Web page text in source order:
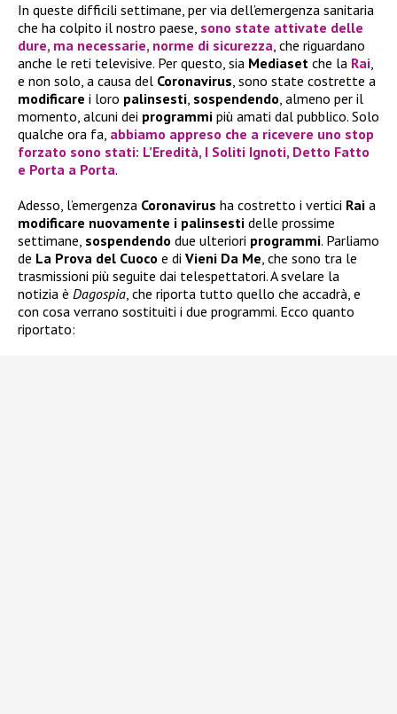
In queste difficili settimane, per via dell’emergenza sanitaria
che ha colpito il nostro paese, sono state attivate delle
dure, ma necessarie, norme di sicurezza, che riguardano
anche le reti televisive. Per questo, sia Mediaset che la Rai,
e non solo, a causa del Coronavirus, sono state costrette a
modificare i loro palinsesti, sospendendo, almeno per il
momento, alcuni dei programmi più amati dal pubblico. Solo
qualche ora fa, abbiamo appreso che a ricevere uno stop
forzato sono stati: L’Eredità, I Soliti Ignoti, Detto Fatto
e Porta a Porta.
Adesso, l’emergenza Coronavirus ha costretto i vertici Rai a
modificare nuovamente i palinsesti delle prossime
settimane, sospendendo due ulteriori programmi. Parliamo
de La Prova del Cuoco e di Vieni Da Me, che sono tra le
trasmissioni più seguite dai telespettatori. A svelare la
notizia è Dagospia, che riporta tutto quello che accadrà, e
con cosa verrano sostituiti i due programmi. Ecco quanto
riportato: